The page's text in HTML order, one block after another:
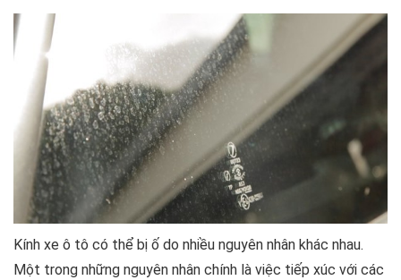
Kính xe ô tô có thể bị ố do nhiều nguyên nhân khác nhau.
Một trong những nguyên nhân chính là việc tiếp xúc với các